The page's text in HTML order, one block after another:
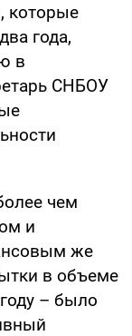
которые
года,
в
СНБОУ
чем
и
же
в объеме
– было